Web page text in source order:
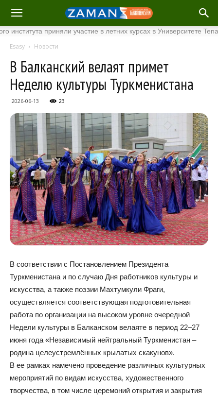
приняли участие в летних курсах в Университете Tenaga
Esasy Новости
В Балканский велаят примет
Неделю культуры Туркменистана
2026-06-13 23
В соответствии с Постановлением Президента
Туркменистана и по случаю Дня работников культуры и
искусства, а также поэзии Махтумкули Фраги,
осуществляется соответствующая подготовительная
работа по организации на высоком уровне очередной
Недели культуры в Балканском велаяте в период 22–27
июня года «Независимый нейтральный Туркменистан –
родина целеустремлённых крылатых скакунов».
В ее рамках намечено проведение различных культурных
мероприятий по видам искусства, художественного
творчества, в том числе церемоний открытия и закрытия